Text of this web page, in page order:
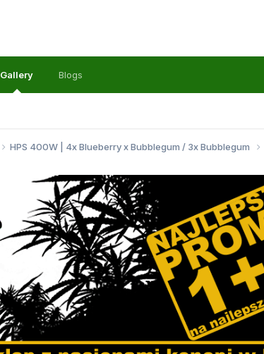
Gallery Blogs
HPS 400W | 4x Blueberry x Bubblegum / 3x Bubblegum